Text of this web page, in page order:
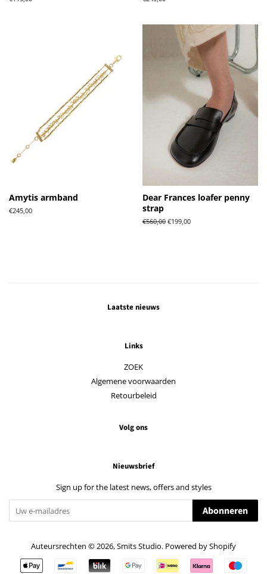
Amytis armband
Normale
€245,00
Dear Frances loafer penny
strap
Normale
€560,00 Aanbiedingsprijs
€199,00
Laatste nieuws
Links
ZOEK
Algemene voorwaarden
Retourbeleid
Volg ons
Nieuwsbrief
Sign up for the latest news, offers and styles
Abonneren
Auteursrechten © 2026,Smits Studio. Powered by Shopify
Betalingspictogrammen